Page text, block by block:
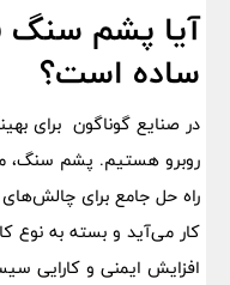
آیا پشم سنگ
ساده است؟
در صنایع گوناگون برای
روبرو هستیم. پشم سنگ،
راه ‌حل جامع برای
کار می‌آید و بسته به نوع
افزایش ایمنی و کارایی